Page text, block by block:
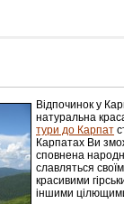
Відпочинок у
натуральна
тури до Карпат
Карпатах Ви
сповнена
славляться
красивими
іншими